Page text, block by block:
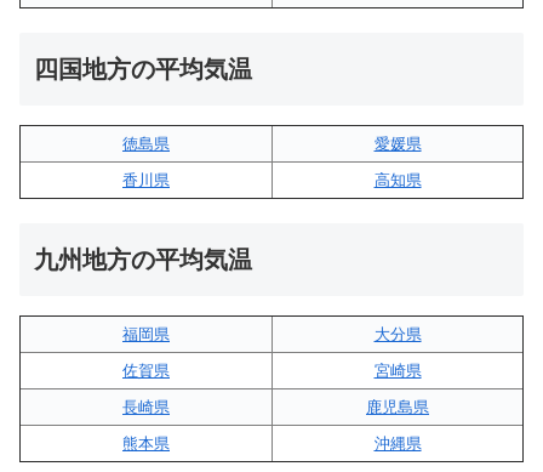
四国地方の平均気温
徳島県
愛媛県
香川県
高知県
九州地方の平均気温
福岡県
大分県
佐賀県
宮崎県
長崎県
鹿児島県
熊本県
沖縄県